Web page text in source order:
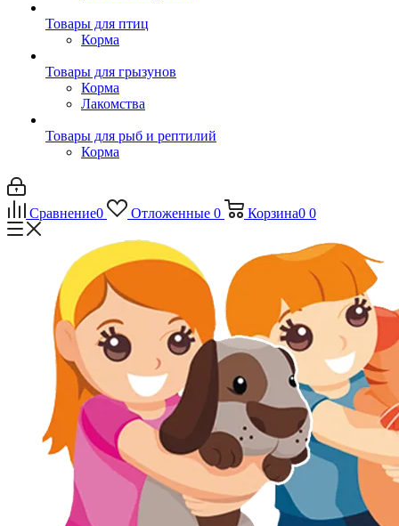
Товары для птиц
Корма
Товары для грызунов
Корма
Лакомства
Товары для рыб и рептилий
Корма
Сравнение0 Отложенные 0 Корзина0 0